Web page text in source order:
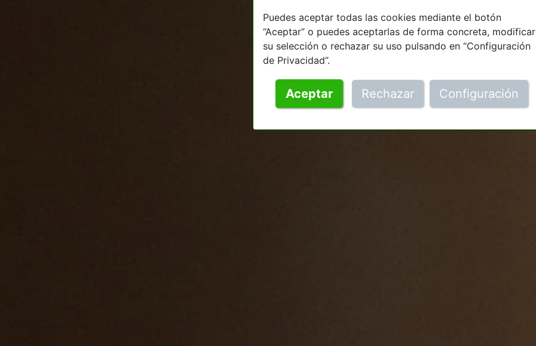
Puedes aceptar todas las cookies mediante el botón
“Aceptar” o puedes aceptarlas de forma concreta, modificar
su selección o rechazar su uso pulsando en “Configuración
de Privacidad”.
Aceptar Rechazar Configuración